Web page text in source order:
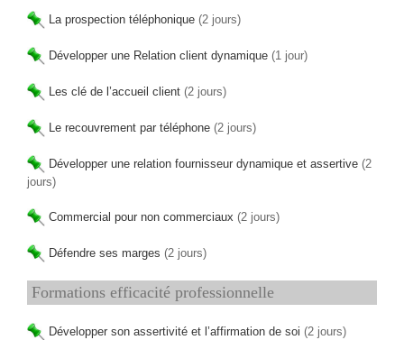
La prospection téléphonique (2 jours)
Développer une Relation client dynamique (1 jour)
Les clé de l’accueil client (2 jours)
Le recouvrement par téléphone (2 jours)
Développer une relation fournisseur dynamique et assertive (2
jours)
Commercial pour non commerciaux (2 jours)
Défendre ses marges (2 jours)
Formations efficacité professionnelle
Développer son assertivité et l’affirmation de soi (2 jours)